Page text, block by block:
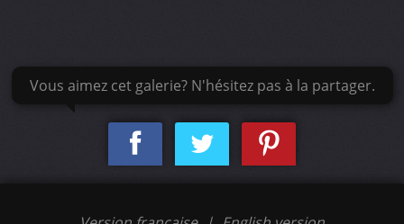
Vous aimez cet galerie? N'hésitez pas à la partager.